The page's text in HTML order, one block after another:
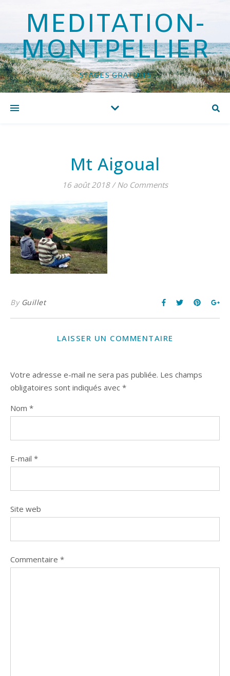
MEDITATION-
MONTPELLIER
STAGES GRATUITS
Mt Aigoual
16 août 2018 / No Comments
By Guillet
LAISSER UN COMMENTAIRE
Votre adresse e-mail ne sera pas publiée. Les champs
obligatoires sont indiqués avec *
Nom *
E-mail *
Site web
Commentaire *